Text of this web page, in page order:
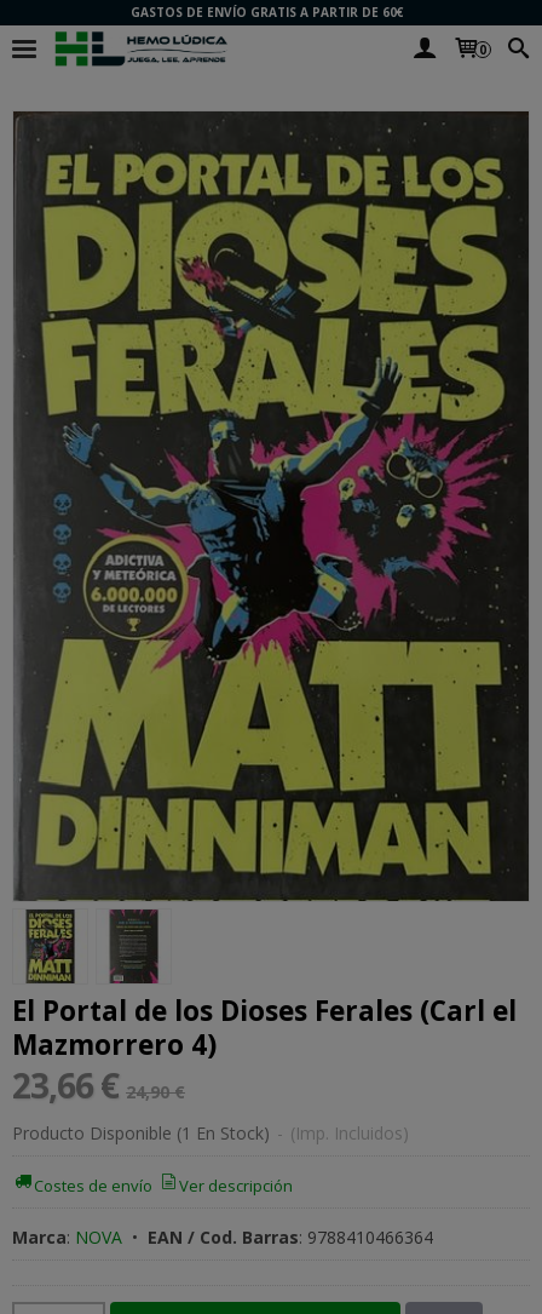
GASTOS DE ENVÍO GRATIS A PARTIR DE 60€
0
El Portal de los Dioses Ferales (Carl el
Mazmorrero 4)
23,66 € 24,90 €
Producto Disponible (1 En Stock) - (Imp. Incluidos)
Costes de envío Ver descripción
Marca: NOVA • EAN / Cod. Barras: 9788410466364